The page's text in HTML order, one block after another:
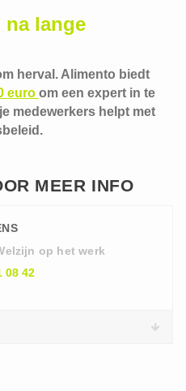
na lange
herval. Alimento biedt
euro om een expert in te
medewerkers helpt met
MEER INFO
op het werk
08 42